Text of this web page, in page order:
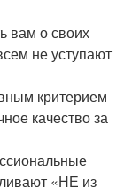
вам о своих
не уступают
критерием
качество за
«НЕ из